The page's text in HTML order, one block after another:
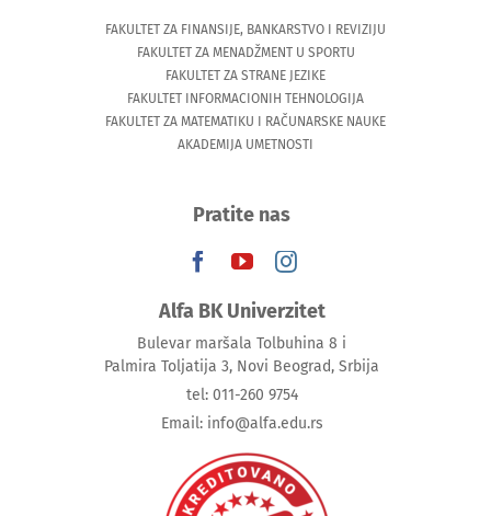
FAKULTET ZA FINANSIJE, BANKARSTVO I REVIZIJU
FAKULTET ZA MENADŽMENT U SPORTU
FAKULTET ZA STRANE JEZIKE
FAKULTET INFORMACIONIH TEHNOLOGIJA
FAKULTET ZA MATEMATIKU I RAČUNARSKE NAUKE
AKADEMIJA UMETNOSTI
Pratite nas
Alfa BK Univerzitet
Bulevar maršala Tolbuhina 8 i
Palmira Toljatija 3, Novi Beograd, Srbija
tel: 011-260 9754
Email: info@alfa.edu.rs